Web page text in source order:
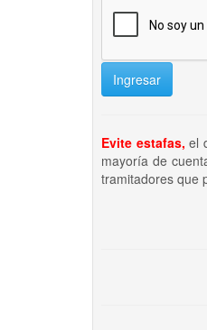
Ingresar
Evite estafas, el
mayoría de
tramitadores que